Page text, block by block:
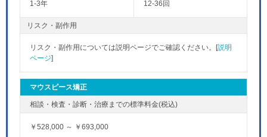
1-3年 12-36回
リスク・副作用
リスク・副作用については説明ページでご確認ください。[説明
ページ]
マウスピース矯正
￥528,000 ～ ￥693,000